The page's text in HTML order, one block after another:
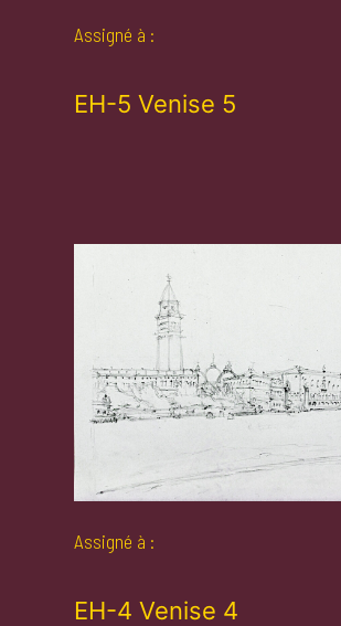
Assigné à :
EH-5 Venise 5
Assigné à :
EH-4 Venise 4